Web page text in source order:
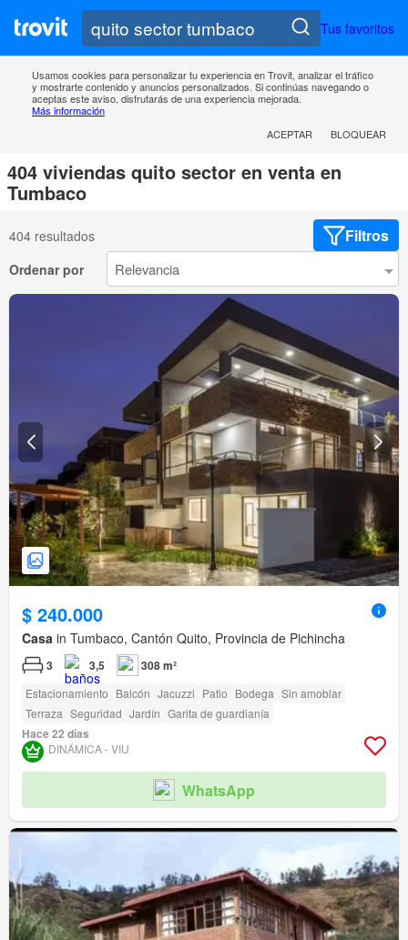
Tus favoritos
Usamos cookies para personalizar tu experiencia en Trovit, analizar el tráfico
y mostrarte contenido y anuncios personalizados. Si continúas navegando o
aceptas este aviso, disfrutarás de una experiencia mejorada.
Más información
ACEPTAR
BLOQUEAR
404 viviendas quito sector en venta en
Tumbaco
404 resultados Filtros
Ordenar por
$ 240.000
Casa in Tumbaco, Cantón Quito, Provincia de Pichincha
3 3,5 308 m²
Estacionamiento Balcón Jacuzzi Patio Bodega Sin amoblar
Terraza Seguridad Jardín Garita de guardianía
Hace 22 días
DINÁMICA - VIU
WhatsApp